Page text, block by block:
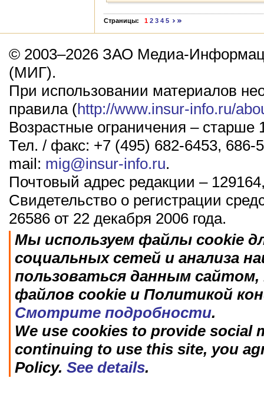
Страницы: 1 2 3 4 5
© 2003–2026 ЗАО Медиа-
(МИГ).
При использовании материалов
правила (http://www.insur-info.ru/
Возрастные ограничения – старше
Тел. / факс: +7 (495) 682-6453, 686-
mail: mig@insur-info.ru.
Почтовый адрес редакции –
Свидетельство о регистрации
26586 от 22 декабря 2006 года.
Мы используем файлы cookie
социальных сетей и анализа
пользоваться данным
файлов cookie и Политикой
Смотрите подробности.
We use cookies to provide social
continuing to use this site, you
Policy. See details.